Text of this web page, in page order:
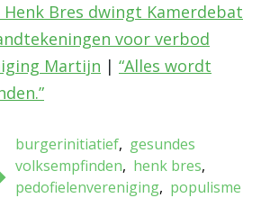
Bres dwingt Kamerdebat
voor verbod
Martijn | “Alles wordt
burgerinitiatief gesundes
volksempfinden
henk bres
pedofielenvereniging populisme